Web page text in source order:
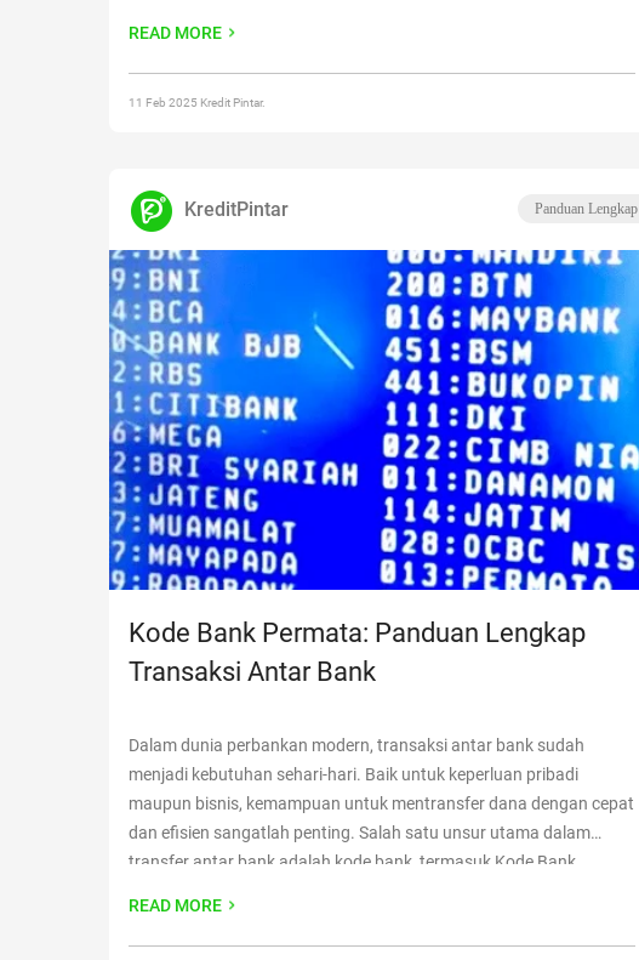
yang Terbaru”
READ MORE
11 Feb 2025 Kredit Pintar.
KreditPintar Panduan Lengkap
Kode Bank Permata: Panduan Lengkap
Transaksi Antar Bank
Dalam dunia perbankan modern, transaksi antar bank sudah
menjadi kebutuhan sehari-hari. Baik untuk keperluan pribadi
maupun bisnis, kemampuan untuk mentransfer dana dengan cepat
dan efisien sangatlah penting. Salah satu unsur utama dalam
transfer antar bank adalah kode bank, termasuk Kode Bank
Permata: Panduan Lengkap Transaksi Antar Bank”
READ MORE